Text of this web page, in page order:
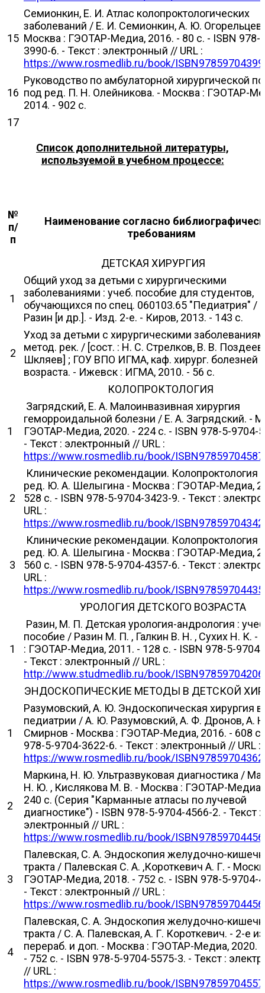
15
Семионкин, Е. И. Атлас колопроктологических
заболеваний / Е. И. Семионкин, А. Ю. Огорельцев
Москва : ГЭОТАР-Медиа, 2016. - 80 с. - ISBN 978-
3990-6. - Текст : электронный // URL :
https://www.rosmedlib.ru/book/
16
Руководство по амбулаторной хирургической
под ред. П. Н. Олейникова. - Москва : ГЭОТАР-
2014. - 902 с.
17
Список дополнительной литературы,
используемой в учебном процессе:
№
п/
п
Наименование согласно
требованиям
ДЕТСКАЯ ХИРУРГИЯ
1
Общий уход за детьми с хирургическими
заболеваниями : учеб. пособие для студентов,
обучающихся по спец. 060103.65 "Педиатрия" /
Разин [и др.]. - Изд. 2-е. - Киров, 2013. - 143 c.
2
Уход за детьми с хирургическими
метод. рек. / [сост. : Н. С. Стрелков, В. В.
Шкляев] ; ГОУ ВПО ИГМА, каф. хирург. болезней
возраста. - Ижевск : ИГМА, 2010. - 56 с.
КОЛОПРОКТОЛОГИЯ
1
Загрядский, Е. А. Малоинвазивная хирургия
геморроидальной болезни / Е. А. Загрядский. -
ГЭОТАР-Медиа, 2020. - 224 с. - ISBN 978-5-9704-
- Текст : электронный // URL :
https://www.rosmedlib.ru/book/
2
Клинические рекомендации. Колопроктология
ред. Ю. А. Шелыгина - Москва : ГЭОТАР-Медиа,
528 с. - ISBN 978-5-9704-3423-9. - Текст :
URL :
https://www.rosmedlib.ru/book/
3
Клинические рекомендации. Колопроктология
ред. Ю. А. Шелыгина - Москва : ГЭОТАР-Медиа,
560 с. - ISBN 978-5-9704-4357-6. - Текст :
URL :
https://www.rosmedlib.ru/book/
УРОЛОГИЯ ДЕТСКОГО ВОЗРАСТА
1
Разин, М. П. Детская урология-андрология :
пособие / Разин М. П. , Галкин В. Н. , Сухих Н. К. -
: ГЭОТАР-Медиа, 2011. - 128 с. - ISBN 978-5-
- Текст : электронный // URL :
http://www.studmedlib.ru/book/
ЭНДОСКОПИЧЕСКИЕ МЕТОДЫ В ДЕТСКОЙ
1
Разумовский, А. Ю. Эндоскопическая хирургия в
педиатрии / А. Ю. Разумовский, А. Ф. Дронов, А.
Смирнов - Москва : ГЭОТАР-Медиа, 2016. - 608 с.
978-5-9704-3622-6. - Текст : электронный // URL :
https://www.rosmedlib.ru/book/
2
Маркина, Н. Ю. Ультразвуковая диагностика /
Н. Ю. , Кислякова М. В. - Москва : ГЭОТАР-Медиа,
240 с. (Серия "Карманные атласы по лучевой
диагностике") - ISBN 978-5-9704-4566-2. - Текст :
электронный // URL :
https://www.rosmedlib.ru/book/
3
Палевская, С. А. Эндоскопия желудочно-
тракта / Палевская С. А. ,Короткевич А. Г. -
ГЭОТАР-Медиа, 2018. - 752 с. - ISBN 978-5-9704-
- Текст : электронный // URL :
https://www.rosmedlib.ru/book/
4
Палевская, С. А. Эндоскопия желудочно-
тракта / С. А. Палевская, А. Г. Короткевич. - 2-е
перераб. и доп. - Москва : ГЭОТАР-Медиа, 2020. -
- 752 с. - ISBN 978-5-9704-5575-3. - Текст :
// URL :
https://www.rosmedlib.ru/book/